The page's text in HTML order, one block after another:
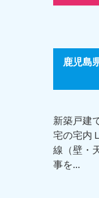
鹿児島
新築戸建
宅の宅内
線（壁・
事を...